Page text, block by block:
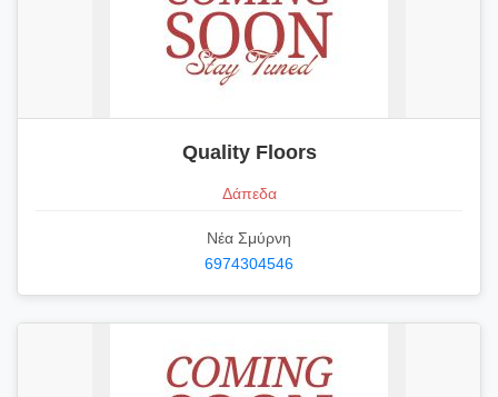
Quality Floors
Δάπεδα
Νέα Σμύρνη
6974304546